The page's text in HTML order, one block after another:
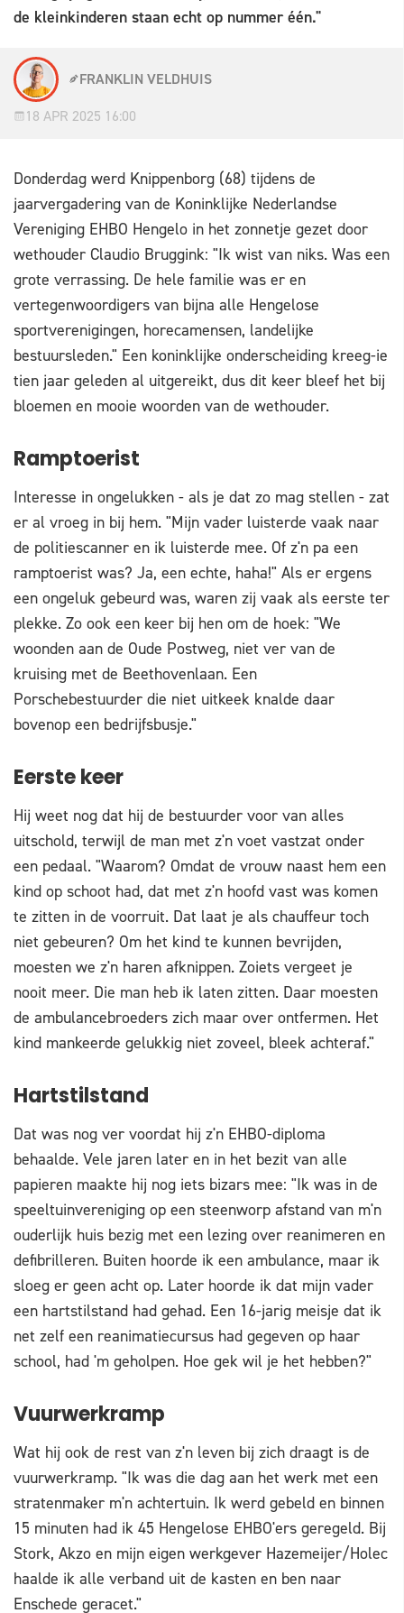
de kleinkinderen staan echt op nummer één."
FRANKLIN VELDHUIS
18 APR 2025 16:00
Donderdag werd Knippenborg (68) tijdens de
jaarvergadering van de Koninklijke Nederlandse
Vereniging EHBO Hengelo in het zonnetje gezet door
wethouder Claudio Bruggink: "Ik wist van niks. Was een
grote verrassing. De hele familie was er en
vertegenwoordigers van bijna alle Hengelose
sportverenigingen, horecamensen, landelijke
bestuursleden." Een koninklijke onderscheiding kreeg-ie
tien jaar geleden al uitgereikt, dus dit keer bleef het bij
bloemen en mooie woorden van de wethouder.
Ramptoerist
Interesse in ongelukken - als je dat zo mag stellen - zat
er al vroeg in bij hem. "Mijn vader luisterde vaak naar
de politiescanner en ik luisterde mee. Of z'n pa een
ramptoerist was? Ja, een echte, haha!" Als er ergens
een ongeluk gebeurd was, waren zij vaak als eerste ter
plekke. Zo ook een keer bij hen om de hoek: "We
woonden aan de Oude Postweg, niet ver van de
kruising met de Beethovenlaan. Een
Porschebestuurder die niet uitkeek knalde daar
bovenop een bedrijfsbusje."
Eerste keer
Hij weet nog dat hij de bestuurder voor van alles
uitschold, terwijl de man met z'n voet vastzat onder
een pedaal. "Waarom? Omdat de vrouw naast hem een
kind op schoot had, dat met z'n hoofd vast was komen
te zitten in de voorruit. Dat laat je als chauffeur toch
niet gebeuren? Om het kind te kunnen bevrijden,
moesten we z'n haren afknippen. Zoiets vergeet je
nooit meer. Die man heb ik laten zitten. Daar moesten
de ambulancebroeders zich maar over ontfermen. Het
kind mankeerde gelukkig niet zoveel, bleek achteraf."
Hartstilstand
Dat was nog ver voordat hij z'n EHBO-diploma
behaalde. Vele jaren later en in het bezit van alle
papieren maakte hij nog iets bizars mee: "Ik was in de
speeltuinvereniging op een steenworp afstand van m'n
ouderlijk huis bezig met een lezing over reanimeren en
defibrilleren. Buiten hoorde ik een ambulance, maar ik
sloeg er geen acht op. Later hoorde ik dat mijn vader
een hartstilstand had gehad. Een 16-jarig meisje dat ik
net zelf een reanimatiecursus had gegeven op haar
school, had 'm geholpen. Hoe gek wil je het hebben?"
Vuurwerkramp
Wat hij ook de rest van z'n leven bij zich draagt is de
vuurwerkramp. "Ik was die dag aan het werk met een
stratenmaker m'n achtertuin. Ik werd gebeld en binnen
15 minuten had ik 45 Hengelose EHBO'ers geregeld. Bij
Stork, Akzo en mijn eigen werkgever Hazemeijer/Holec
haalde ik alle verband uit de kasten en ben naar
Enschede geracet."